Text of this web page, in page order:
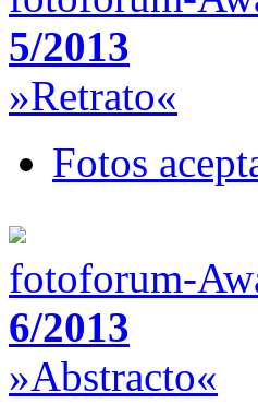
5/2013
»Retrato«
Fotos
fotoforum-
6/2013
»Abstracto«